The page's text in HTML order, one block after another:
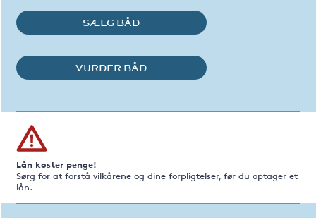
SÆLG BÅD
VURDER BÅD
Lån koster penge!
Sørg for at forstå vilkårene og dine forpligtelser, før du optager et
lån.